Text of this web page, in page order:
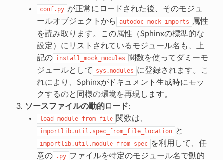
conf.py が正常にロードされた後、そのモジュ
ールオブジェクトから autodoc_mock_imports
属性
を読み取ります。この属性（Sphinxの標準的な
設定）にリストされているモジュール名も、上
記の install_mock_modules 関数を使ってダミーモ
ジュールとして
sys.modules に登録されます。こ
れにより、Sphinxがドキュメント生成時にモッ
クするのと同様の環境を再現します。
ソースファイルの動的ロード:
load_module_from_file 関数は、
importlib.util.spec_from_file_location と
importlib.util.module_from_spec を利用して、任
意の .py ファイルを特定のモジュール名で動的